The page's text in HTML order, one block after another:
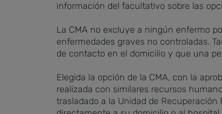
información del facultativo sobre las
La CMA no excluye a ningún enfermo
enfermedades graves no controladas.
de contacto en el domicilio y que una
Elegida la opción de la CMA, con la
realizada con similares recursos
trasladado a la Unidad de